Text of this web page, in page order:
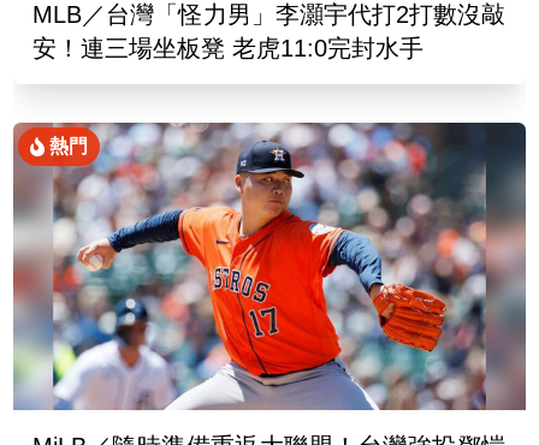
MLB／台灣「怪力男」李灝宇代打2打數沒敲
安！連三場坐板凳 老虎11:0完封水手
熱門